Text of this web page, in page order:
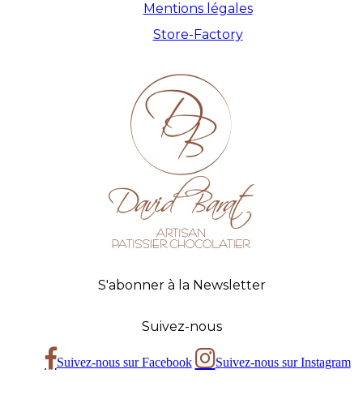
Mentions légales
Store-Factory
S'abonner à la Newsletter
Suivez-nous
Suivez-nous sur Facebook Suivez-nous sur Instagram